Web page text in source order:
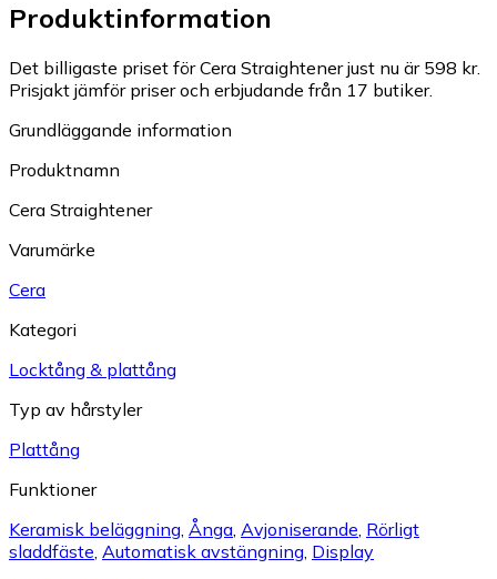
Produktinformation
Det billigaste priset för Cera Straightener just nu är 598 kr.
Prisjakt jämför priser och erbjudande från 17 butiker.
Grundläggande information
Produktnamn
Cera Straightener
Varumärke
Cera
Kategori
Locktång & plattång
Typ av hårstyler
Plattång
Funktioner
Keramisk beläggning, Ånga, Avjoniserande, Rörligt
sladdfäste, Automatisk avstängning, Display